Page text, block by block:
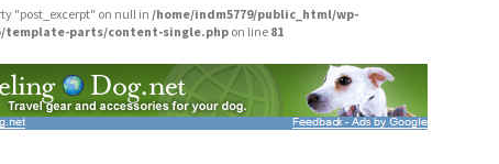
"post_excerpt" on null in /home/indm5779/public_html/wp-
template-parts/content-single.php on line 81